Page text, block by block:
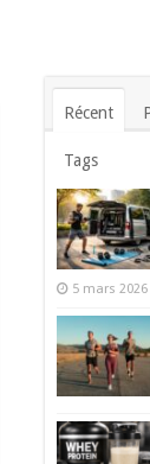
Récent
Tags
5 mars 2026